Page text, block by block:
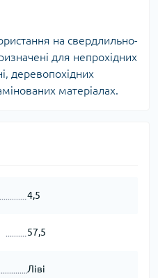
на свердлильно-
для непрохідних
деревопохідних
матеріалах.
4,5
57,5
Ліві